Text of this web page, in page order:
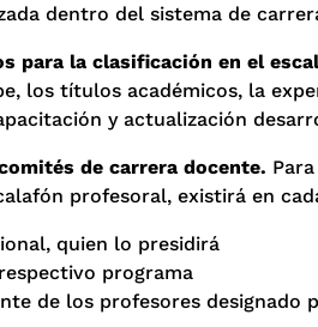
dentro del sistema de
para la clasificación en el
los títulos académicos, la
y actualización
de carrera docente.
profesoral, existirá en
quien lo presidirá
programa
de los profesores designado